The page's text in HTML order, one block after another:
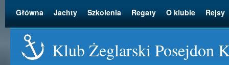
Główna Jachty Szkolenia Regaty O klubie Rejsy
Klub Żeglarski Posejdon